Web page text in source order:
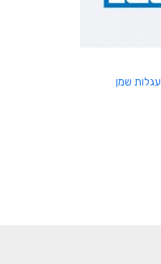
עגלות שמן